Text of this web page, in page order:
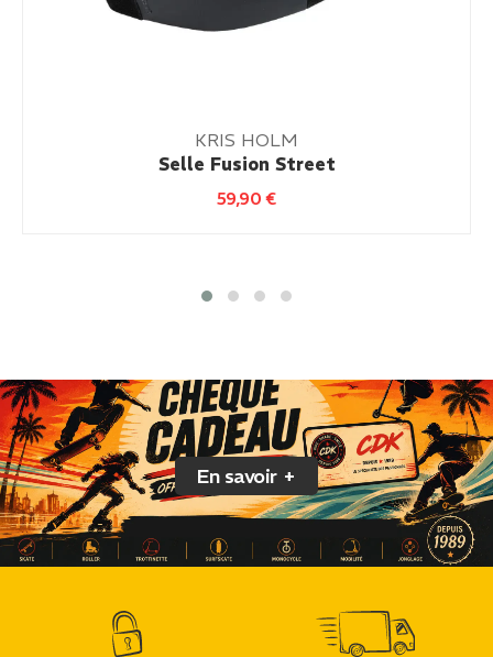
KRIS HOLM
Selle Fusion Street
59,90€
En savoir +